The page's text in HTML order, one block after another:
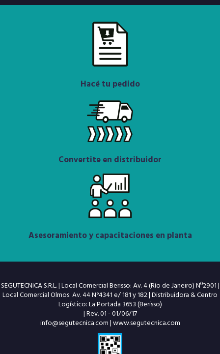
Hacé tu pedido
Convertite en distribuidor
Asesoramiento y capacitaciones en planta
SEGUTECNICA S.R.L. | Local Comercial Berisso: Av. 4 (Río de Janeiro) Nº2901 |
Local Comercial Olmos: Av. 44 N°4341 e/ 181 y 182 | Distribuidora & Centro
Logístico: La Portada 3653 (Berisso)
| Rev. 01 - 01/06/17
info@segutecnica.com|www.segutecnica.com